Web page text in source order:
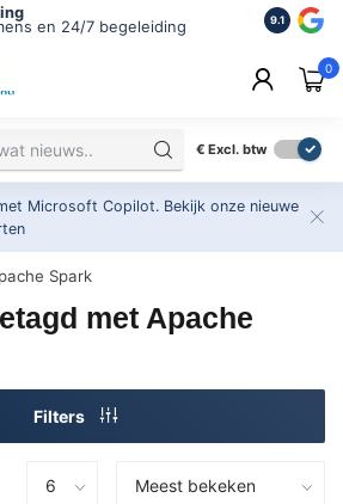
en 24/7 begeleiding
ISO
2.500+
9.1
0
€ Excl. btw
Microsoft Copilot. Bekijk onze nieuwe
Spark
met Apache
Filters